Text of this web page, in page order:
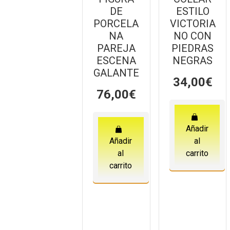
DE
PORCELA
NA
PAREJA
ESCENA
GALANTE
76,00€
Añadir
al
carrito
ESTILO
VICTORIA
NO CON
PIEDRAS
NEGRAS
34,00€
Añadir
al
carrito